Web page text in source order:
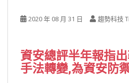
2020 年 08 月 31 日 趨勢科技
資安總評半年報指
手法轉變,為資安防